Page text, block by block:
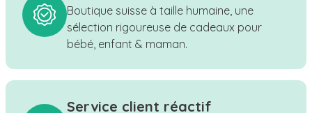
Boutique suisse à taille humaine, une
sélection rigoureuse de cadeaux pour
bébé, enfant & maman.
Service client réactif